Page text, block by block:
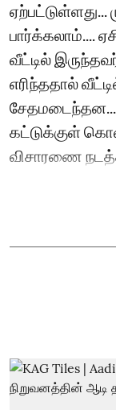
பார்க்கலாம்....
வீட்டில்
எரிந்ததால்
கட்டுக்குள்
விசாரணை